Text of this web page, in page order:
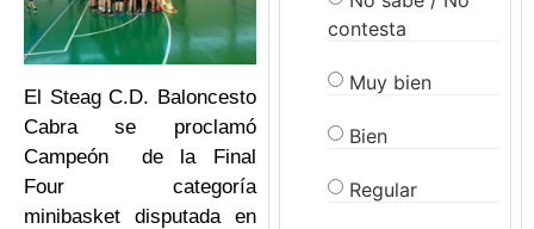
El Steag C.D. Baloncesto
Cabra se proclamó
Campeón de la Final
Four categoría
minibasket disputada en
contesta
Muy bien
Bien
Regular